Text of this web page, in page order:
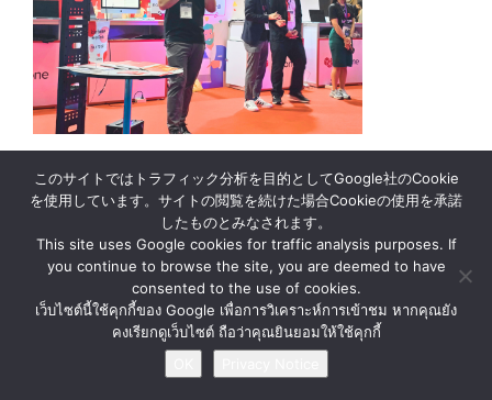
News About Us Contact Us Privacy Notice
© BY MATERIAL AUTOMATION ( THAILAND ) Co., Ltd.
このサイトではトラフィック分析を目的としてGoogle社のCookie
を使用しています。サイトの閲覧を続けた場合Cookieの使用を承諾
したものとみなされます。
This site uses Google cookies for traffic analysis purposes. If
you continue to browse the site, you are deemed to have
consented to the use of cookies.
เว็บไซต์นี้ใช้คุกกี้ของ Google เพื่อการวิเคราะห์การเข้าชม หากคุณยัง
คงเรียกดูเว็บไซต์ ถือว่าคุณยินยอมให้ใช้คุกกี้